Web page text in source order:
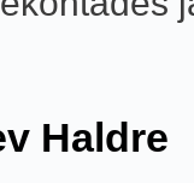
Haldre